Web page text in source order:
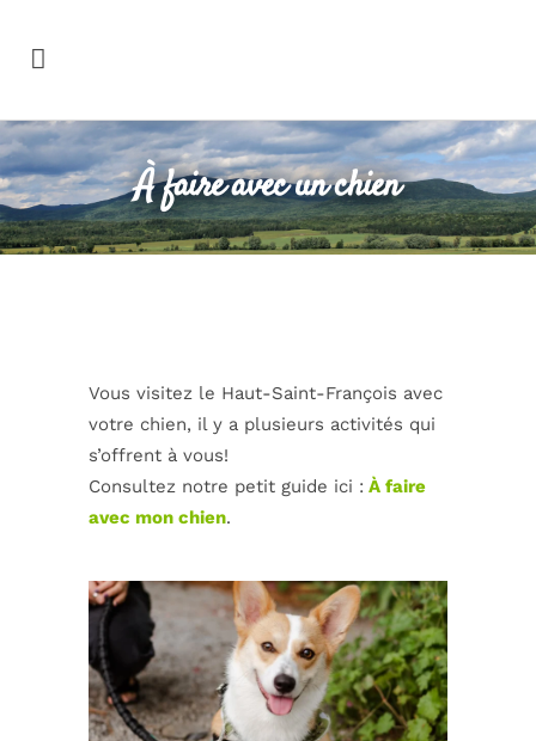
À faire avec un chien
Vous visitez le Haut-Saint-François avec
votre chien, il y a plusieurs activités qui
s’offrent à vous!
Consultez notre petit guide ici : À faire
avec mon chien.